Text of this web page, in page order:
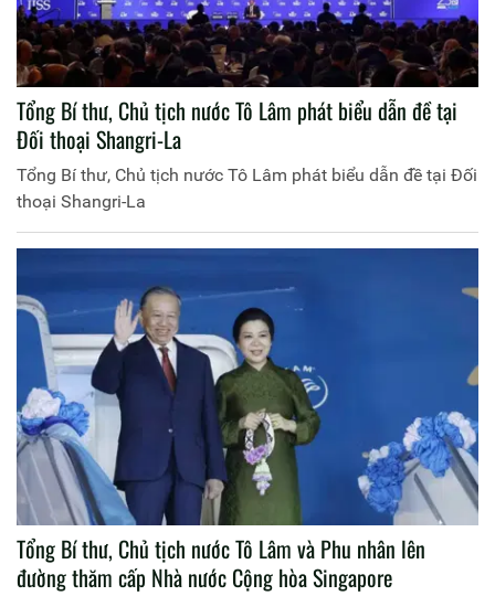
Tổng Bí thư, Chủ tịch nước Tô Lâm phát biểu dẫn đề tại
Đối thoại Shangri-La
Tổng Bí thư, Chủ tịch nước Tô Lâm phát biểu dẫn đề tại Đối
thoại Shangri-La
Tổng Bí thư, Chủ tịch nước Tô Lâm và Phu nhân lên
đường thăm cấp Nhà nước Cộng hòa Singapore